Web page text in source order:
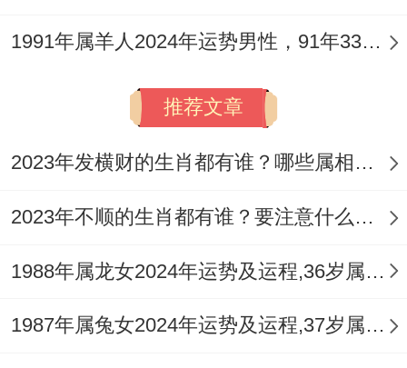
2.凶星扰动与风险防范
用。主刀光剑影、健康损耗与突发是非，这
产安全，避免与合作伙伴或下属发生剧烈冲
突。
重要合同签订、重大投资决策。应避开农历
的月份，为增强整体运势的稳定性，可考虑
1991年属羊人2024年运势男性，91年33岁属羊男2024年每月运程怎么样
推荐文章
2023年发横财的生肖都有谁？哪些属相财运旺盛？
2023年不顺的生肖都有谁？要注意什么呢？
1988年属龙女2024年运势及运程,36岁属龙人2024全年每月运势女性如何
1987年属兔女2024年运势及运程,37岁属兔人2024全年每月运势女性如何